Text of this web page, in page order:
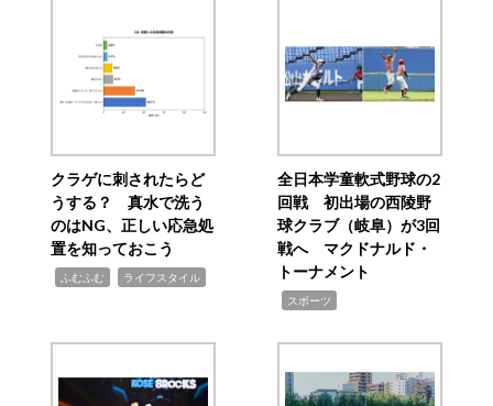
クラゲに刺されたらど
うする？ 真水で洗う
のはNG、正しい応急処
置を知っておこう
ふむふむ ライフスタイル
全日本学童軟式野球の2
回戦 初出場の西陵野
球クラブ（岐阜）が3回
戦へ マクドナルド・
トーナメント
スポーツ